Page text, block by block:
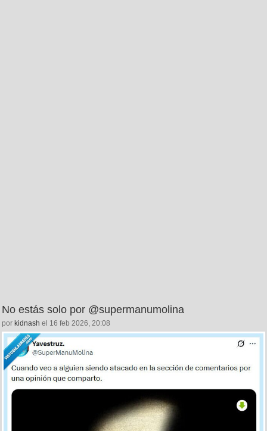
No estás solo por @supermanumolina
por kidnash el 16 feb 2026, 20:08